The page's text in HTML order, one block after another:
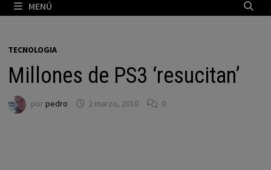
MENÚ
TECNOLOGIA
Millones de PS3 ‘resucitan’
porpedro 2 marzo, 2010 0